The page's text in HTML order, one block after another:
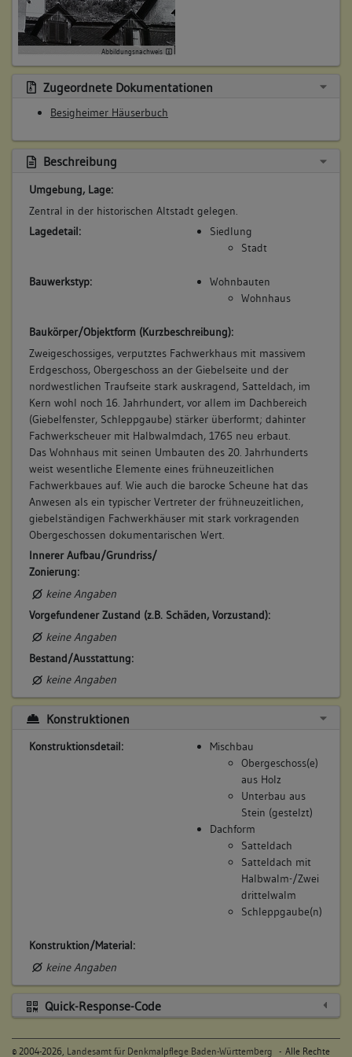
Betroffene Gebäudeteile:
keine
5. Besitzer:in:
(1569)
Heg, Barbara
Bemerkung Familie:
Bemerkung Besitz:
Beschreibung:
Beruf / Amt / Titel:
keine
6. Besitzer:in:
(1569 - 1587)
Krafft, Margarthe
Bemerkung Familie:
Witwe des Gorius Krafft
Bemerkung Besitz:
zinst
Beschreibung:
Beruf / Amt / Titel:
keiner
Betroffene Gebäudeteile:
keine
7. Besitzer:in:
(1587)
Bemerkung Familie:
Bemerkung Besitz:
zinst
Beschreibung:
Beruf / Amt / Titel:
keiner
keine
Abbildungsnachweis
Zugeordnete Dokumentationen
Besigheimer Häuserbuch
Beschreibung
Umgebung, Lage:
Zentral in der historischen Altstadt gelegen.
Lagedetail:
Siedlung
Stadt
Bauwerkstyp:
Wohnbauten
Wohnhaus
Baukörper/Objektform (Kurzbeschreibung):
Zweigeschossiges, verputztes Fachwerkhaus mit massivem
Erdgeschoss, Obergeschoss an der Giebelseite und der
nordwestlichen Traufseite stark auskragend, Satteldach, im
Kern wohl noch 16. Jahrhundert, vor allem im Dachbereich
(Giebelfenster, Schleppgaube) stärker überformt; dahinter
Fachwerkscheuer mit Halbwalmdach, 1765 neu erbaut.
Das Wohnhaus mit seinen Umbauten des 20. Jahrhunderts
weist wesentliche Elemente eines frühneuzeitlichen
Fachwerkbaues auf. Wie auch die barocke Scheune hat das
Anwesen als ein typischer Vertreter der frühneuzeitlichen,
giebelständigen Fachwerkhäuser mit stark vorkragenden
Obergeschossen dokumentarischen Wert.
Innerer Aufbau/Grundriss/
Zonierung:
keine Angaben
Vorgefundener Zustand (z.B. Schäden, Vorzustand):
keine Angaben
Bestand/Ausstattung:
keine Angaben
Konstruktionen
Konstruktionsdetail:
Mischbau
Obergeschoss(e)
aus Holz
Unterbau aus
Stein (gestelzt)
Dachform
Satteldach
Satteldach mit
Halbwalm-/Zwei
drittelwalm
Schleppgaube(n)
Konstruktion/Material:
keine Angaben
Quick-Response-Code
© 2004-2026, Landesamt für Denkmalpflege Baden-Württemberg - Alle Rechte